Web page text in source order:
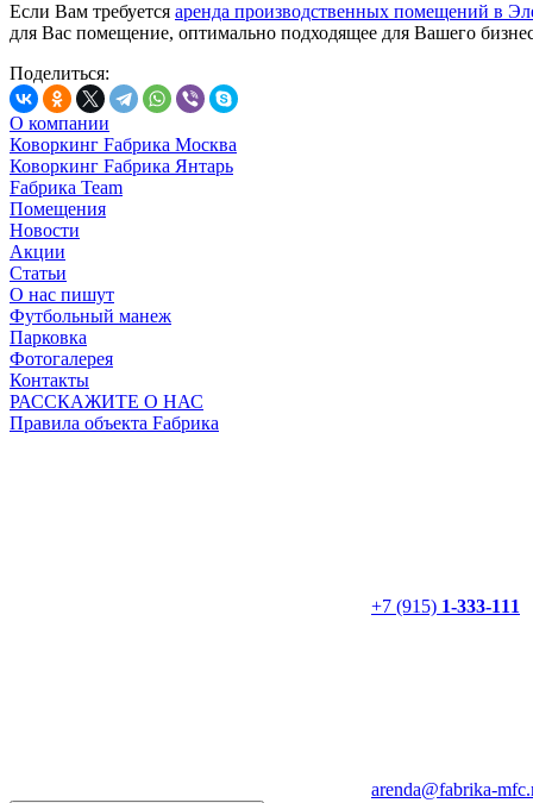
Если Вам требуется аренда производственных помещений в
для Вас помещение, оптимально подходящее для Вашего
Поделиться:
О компании
Коворкинг Fабрика Москва
Коворкинг Fабрика Янтарь
Fабрика Team
Помещения
Новости
Акции
Статьи
О нас пишут
Футбольный манеж
Парковка
Фотогалерея
Контакты
РАССКАЖИТЕ О НАС
Правила объекта Fабрика
+7 (915) 1-333-111
arenda@fabrika-